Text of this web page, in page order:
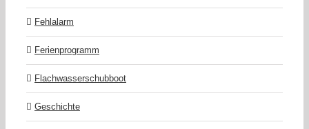
Fehlalarm
Ferienprogramm
Flachwasserschubboot
Geschichte